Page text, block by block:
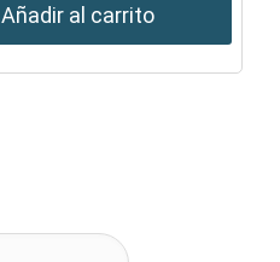
Añadir al carrito